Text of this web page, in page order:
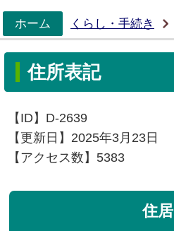
ホーム
くらし・手続き
住所表記
【ID】 D-2639
【更新日】 2025年3月23日
【アクセス数】 5383
住居